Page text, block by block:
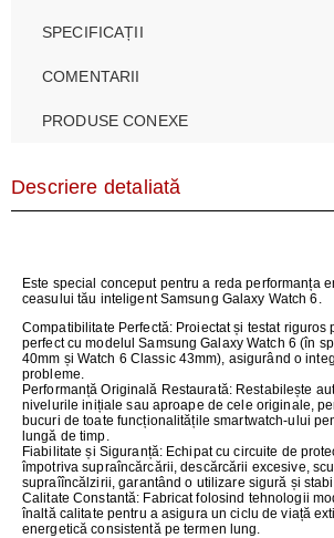
SPECIFICAȚII
COMENTARII
PRODUSE CONEXE
Descriere detaliată
Este special conceput pentru a reda performanța
ceasului tău inteligent Samsung Galaxy Watch 6.
Compatibilitate Perfectă: Proiectat și testat riguros
perfect cu modelul Samsung Galaxy Watch 6 (în
40mm și Watch 6 Classic 43mm), asigurând o
probleme.
Performanță Originală Restaurată:Restabilește
nivelurile inițiale sau aproape de cele originale,
bucuri de toate funcționalitățile smartwatch-ului
lungă de timp.
Fiabilitate și Siguranță: Echipat cu circuite de
împotriva supraîncărcării, descărcării excesive,
supraîîncălzirii, garantând o utilizare sigură și
Calitate Constantă: Fabricat folosind tehnologii
înaltă calitate pentru a asigura un ciclu de viață
energetică consistentă pe termen lung.